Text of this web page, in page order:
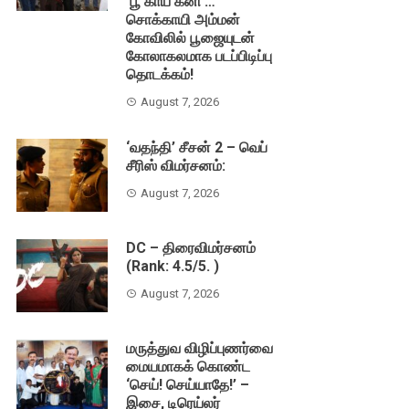
சொக்காயி அம்மன்
கோவிலில் பூஜையுடன்
கோலாகலமாக படப்பிடிப்பு
தொடக்கம்!
August 7, 2026
‘வதந்தி’ சீசன் 2 – வெப்
சீரிஸ் விமர்சனம்:
August 7, 2026
DC – திரைவிமர்சனம்
(Rank: 4.5/5. )
August 7, 2026
மருத்துவ விழிப்புணர்வை
மையமாகக் கொண்ட
‘செய்! செய்யாதே!’ –
இசை, டிரெய்லர்